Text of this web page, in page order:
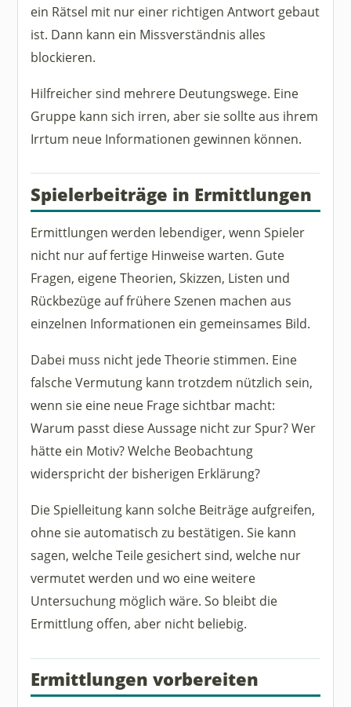
ein Rätsel mit nur einer richtigen Antwort gebaut
ist. Dann kann ein Missverständnis alles
blockieren.
Hilfreicher sind mehrere Deutungswege. Eine
Gruppe kann sich irren, aber sie sollte aus ihrem
Irrtum neue Informationen gewinnen können.
Spielerbeiträge in Ermittlungen
Ermittlungen werden lebendiger, wenn Spieler
nicht nur auf fertige Hinweise warten. Gute
Fragen, eigene Theorien, Skizzen, Listen und
Rückbezüge auf frühere Szenen machen aus
einzelnen Informationen ein gemeinsames Bild.
Dabei muss nicht jede Theorie stimmen. Eine
falsche Vermutung kann trotzdem nützlich sein,
wenn sie eine neue Frage sichtbar macht:
Warum passt diese Aussage nicht zur Spur? Wer
hätte ein Motiv? Welche Beobachtung
widerspricht der bisherigen Erklärung?
Die Spielleitung kann solche Beiträge aufgreifen,
ohne sie automatisch zu bestätigen. Sie kann
sagen, welche Teile gesichert sind, welche nur
vermutet werden und wo eine weitere
Untersuchung möglich wäre. So bleibt die
Ermittlung offen, aber nicht beliebig.
Ermittlungen vorbereiten